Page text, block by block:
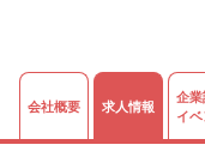
会社概要 求人情報
企業
イ